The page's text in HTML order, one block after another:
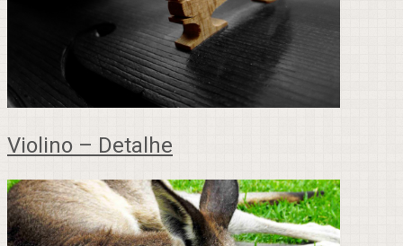
Violino – Detalhe